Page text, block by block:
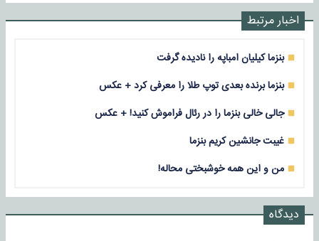
اخبار مرتبط
بنزما کیلیان امباپه را نادیده گرفت
بنزما برنده بعدی توپ طلا را معرفی کرد + عکس
جالی خالی بنزما را در رئال فراموش کنید! + عکس
غیبت جانشین کریم بنزما
من و این همه خوشبختی محاله!
دیدگاه